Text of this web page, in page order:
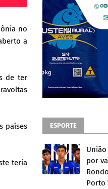
no
a
de ter
países
teria
ESPORTE
por
Porto